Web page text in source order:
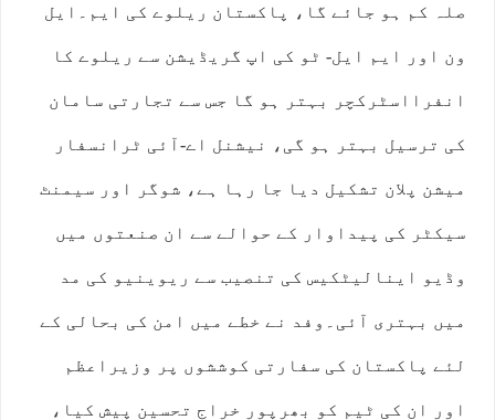
صلہ کم ہو جائے گا، پاکستان ریلوے کی ایم۔ایل
ون اور ایم ایل- ٹو کی اپ گریڈیشن سے ریلوے کا
انفرااسٹرکچر بہتر ہو گا جس سے تجارتی سامان
کی ترسیل بہتر ہو گی، نیشنل اے-آئی ٹرانسفار
میشن پلان تشکیل دیا جا رہا ہے، شوگر اور سیمنٹ
سیکٹر کی پیداوار کے حوالے سے ان صنعتوں میں
وڈیو اینالیٹکیس کی تنصیب سے ریوینیو کی مد
میں بہتری آئی۔وفد نے خطے میں امن کی بحالی کے
لئے پاکستان کی سفارتی کوششوں پر وزیراعظم
اور ان کی ٹیم کو بھرپور خراج تحسین پیش کیا،